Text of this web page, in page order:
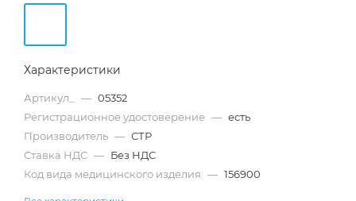
Характеристики
Артикул_ — 05352
Регистрационное удостоверение — есть
Производитель — СТР
Ставка НДС — Без НДС
Код вида медицинского изделия — 156900